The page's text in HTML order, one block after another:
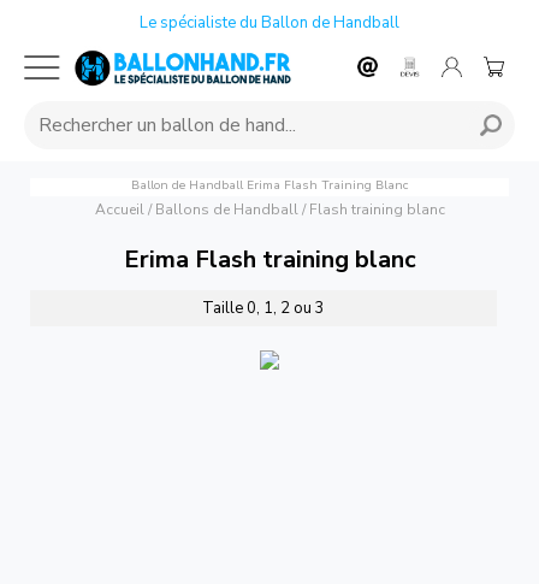
Le spécialiste du Ballon de Handball
Ballon de Handball Erima Flash Training Blanc
Accueil/ Ballons de Handball/ Flash training blanc
Erima Flash training blanc
Taille 0, 1, 2 ou 3